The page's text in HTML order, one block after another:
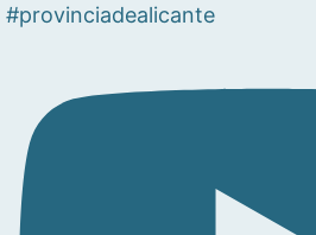
#provinciadealicante